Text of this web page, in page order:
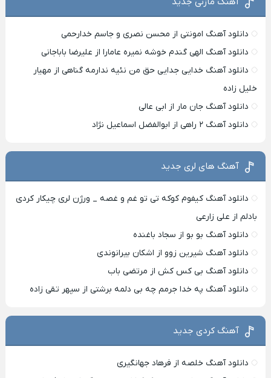
دانلود آهنگ امونتی از محسن نصری و جاسم خدارحمی
دانلود آهنگ الهی گندم خوشه نمیره عامارا از علیرضا باباجانی
دانلود آهنگ خدایی جدایی حق من نئیه ندارمه گناهی از مهیار
خلیل زاده
دانلود آهنگ جان مار از ابی عالی
دانلود آهنگ ۲ راهی از ابوالفضل اسماعیل نژاد
آهنگ های لری جدید
دانلود آهنگ کیفوم کوکه تی تو غم و غصه _ ورژن لری چیکار کردی
بادلم از علی زارعی
دانلود آهنگ بو بو از سجاد باغنده
دانلود آهنگ شیرین زوو از اشکان بیرانوندی
دانلود آهنگ بی کس کش از مرتضی باب
دانلود آهنگ په خدا جرمم چه بی دلمه برشتی از سپهر تقی زاده
آهنگ کردی جدید
دانلود آهنگ خلصه از فرهاد جهانگیری